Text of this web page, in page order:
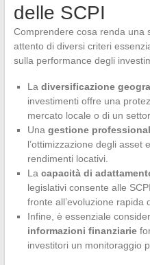
delle SCPI
Comprendere cosa renda una
attento di diversi criteri
sulla performance degli
La diversificazione
investimenti offre una
mercato locale o di un
Una gestione
l’ottimizzazione degli asset
rendimenti locativi.
La capacità di
legislativi consente alle
fronte all’evoluzione rapida
Infine, è essenziale
informazioni finanziarie
investitori un monitoraggio